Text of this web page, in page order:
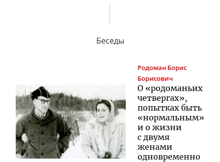
Беседы
Родоман Борис
Борисович
О «родоманьих
четвергах»,
попытках быть
«нормальным»
и о жизни
с двумя
женами
одновременно